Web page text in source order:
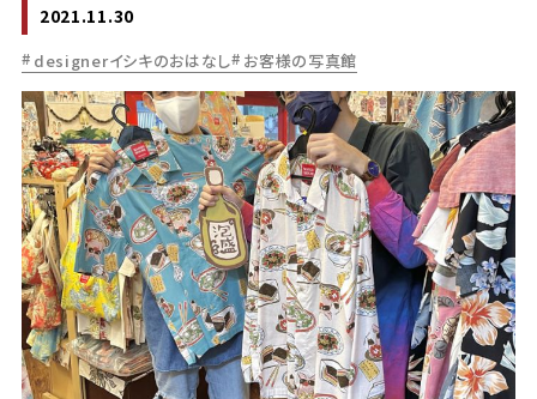
2021.11.30
designerイシキのおはなし お客様の写真館